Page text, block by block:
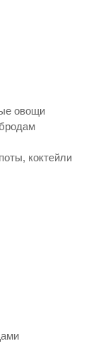
овощи
коктейли